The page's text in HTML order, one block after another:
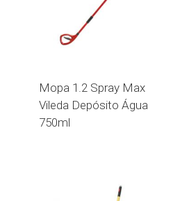
Mopa 1.2 Spray Max
Vileda Depósito Água
750ml